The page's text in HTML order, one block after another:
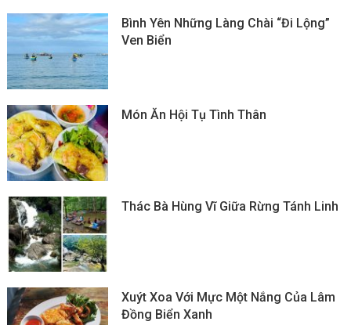
Bình Yên Những Làng Chài “đi Lộng”
Ven Biển
Món Ăn Hội Tụ Tình Thân
Thác Bà Hùng Vĩ Giữa Rừng Tánh Linh
Xuýt Xoa Với Mực Một Nắng Của Lâm
Đồng Biển Xanh